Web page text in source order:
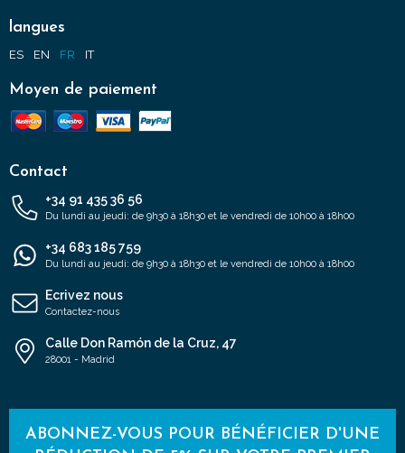
langues
ES EN FR IT
Moyen de paiement
Contact
+34 91 435 36 56
Du lundi au jeudi: de 9h30 à 18h30 et le vendredi de 10h00 à 18h00
+34 683 185 759
Du lundi au jeudi: de 9h30 à 18h30 et le vendredi de 10h00 à 18h00
Ecrivez nous
Contactez-nous
Calle Don Ramón de la Cruz, 47
28001 - Madrid
ABONNEZ-VOUS POUR BÉNÉFICIER D'UNE